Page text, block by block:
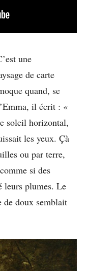
une
de carte
quand, se
il écrit : «
soleil horizontal,
les yeux. Çà
ou par terre,
si des
leurs plumes. Le
de doux semblait